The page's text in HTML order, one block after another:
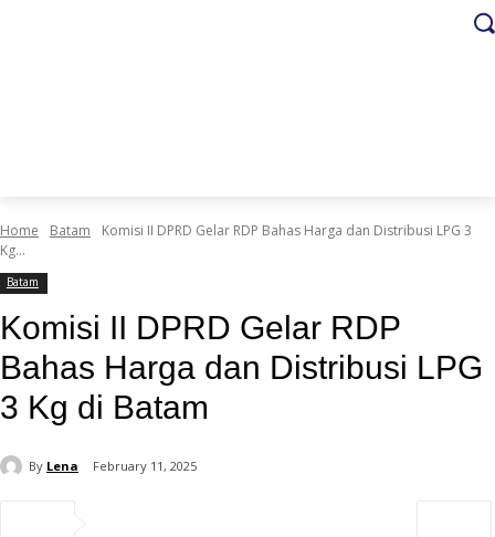
Home Batam
Komisi II DPRD Gelar RDP Bahas Harga dan Distribusi LPG 3
Kg...
Batam
Komisi II DPRD Gelar RDP
Bahas Harga dan Distribusi LPG
3 Kg di Batam
By Lena February 11, 2025